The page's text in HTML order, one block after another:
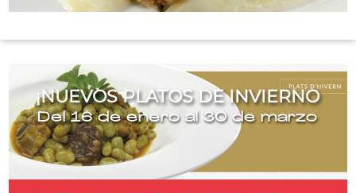
¡NUEVOS PLATOS DE INVIERNO
Del 16 de enero al 30 de marzo